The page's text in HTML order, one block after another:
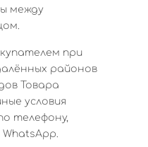
между
при
районов
Товара
условия
телефону,